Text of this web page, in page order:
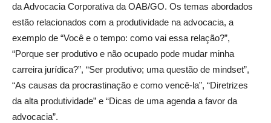
da Advocacia Corporativa da OAB/GO. Os temas abordados
estão relacionados com a produtividade na advocacia, a
exemplo de “Você e o tempo: como vai essa relação?”,
“Porque ser produtivo e não ocupado pode mudar minha
carreira jurídica?”, “Ser produtivo; uma questão de mindset”,
“As causas da procrastinação e como vencê-la”, “Diretrizes
da alta produtividade” e “Dicas de uma agenda a favor da
advocacia”.